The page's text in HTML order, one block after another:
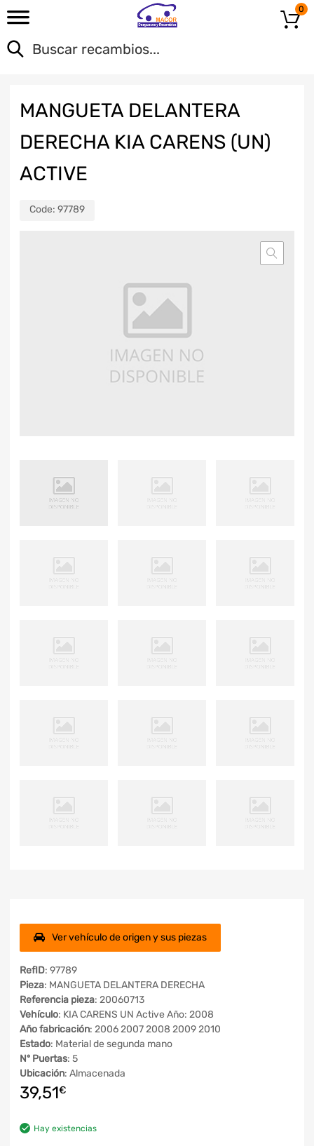
0
MANGUETA DELANTERA
DERECHA KIA CARENS (UN)
ACTIVE
Code: 97789
Ver vehículo de origen y sus piezas
RefID: 97789
Pieza: MANGUETA DELANTERA DERECHA
Referencia pieza: 20060713
Vehículo: KIA CARENS UN Active Año: 2008
Año fabricación: 2006 2007 2008 2009 2010
Estado: Material de segunda mano
Nº Puertas: 5
Ubicación: Almacenada
39,51€
Hay existencias